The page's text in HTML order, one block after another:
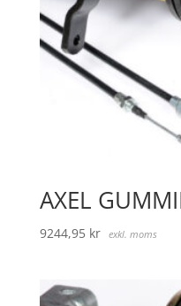
AXEL
9244,95 kr exkl. moms